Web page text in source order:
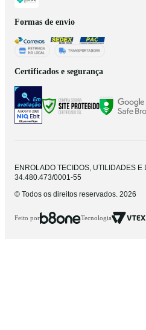
Formas de envio
Certificados e segurança
ENROLADO TECIDOS, UTILIDADES E
34.480.473/0001-55
© Todos os direitos reservados. 2026
Feito por Tecnologia